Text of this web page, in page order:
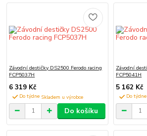
Závodní destičky DS2500 Ferodo racing
FCP5037H
6 319 Kč
Do týdne
Do košíku
Závodní
FCP5041H
5 162 Kč
Do týdne